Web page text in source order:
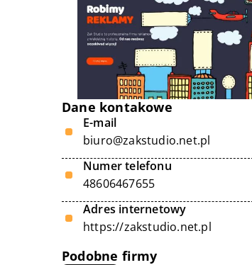
Dane kontakowe
E-mail
biuro@zakstudio.net.pl
Numer telefonu
48606467655
Adres internetowy
https://zakstudio.net.pl
Podobne firmy